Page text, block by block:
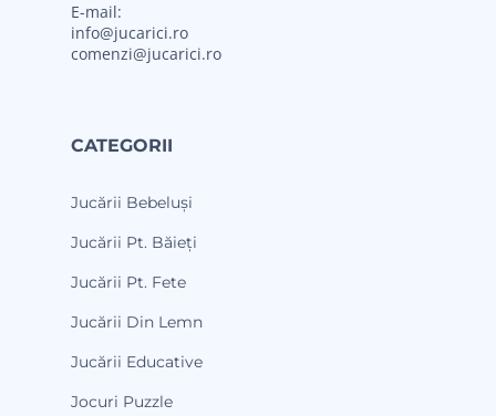
E-mail:
info@jucarici.ro
comenzi@jucarici.ro
CATEGORII
Jucării Bebeluși
Jucării Pt. Băieți
Jucării Pt. Fete
Jucării Din Lemn
Jucării Educative
Jocuri Puzzle